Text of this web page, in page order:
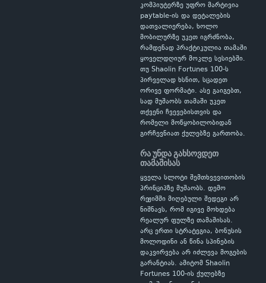
კომპიუტერზე უფრო მარტივია
paytable-ის და დეტალების
დათვალიერება, ხოლო
მობილურზე უკეთ იგრძნობა,
რამდენად პრაქტიკულია თამაში
ყოველდღიურ მოკლე სესიებში.
თუ Shaolin Fortunes 100-ს
პირველად ხსნით, სცადეთ
ორივე ფორმატი. ასე გაიგებთ,
სად მუშაობს თამაში უკეთ
თქვენი ჩვევებისთვის და
რომელი მოწყობილობიდან
გირჩევნიათ ქულებზე გართობა.
რა უნდა გახსოვდეთ
თამაშისას
ყველა სლოტი შემთხვევითობის
პრინციპზე მუშაობს. დემო
რეჟიმში მიღებული შედეგი არ
ნიშნავს, რომ იგივე მოხდება
რეალურ ფულზე თამაშისას.
არც ერთი სტრატეგია, ბონუსის
მოლოდინი ან წინა სპინების
დაკვირვება არ იძლევა მოგების
გარანტიას. ამიტომ Shaolin
Fortunes 100-ის ქულებზე